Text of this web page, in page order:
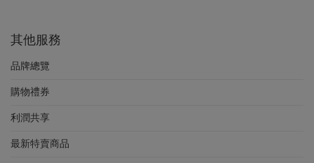
其他服務
品牌總覽
購物禮券
利潤共享
最新特賣商品